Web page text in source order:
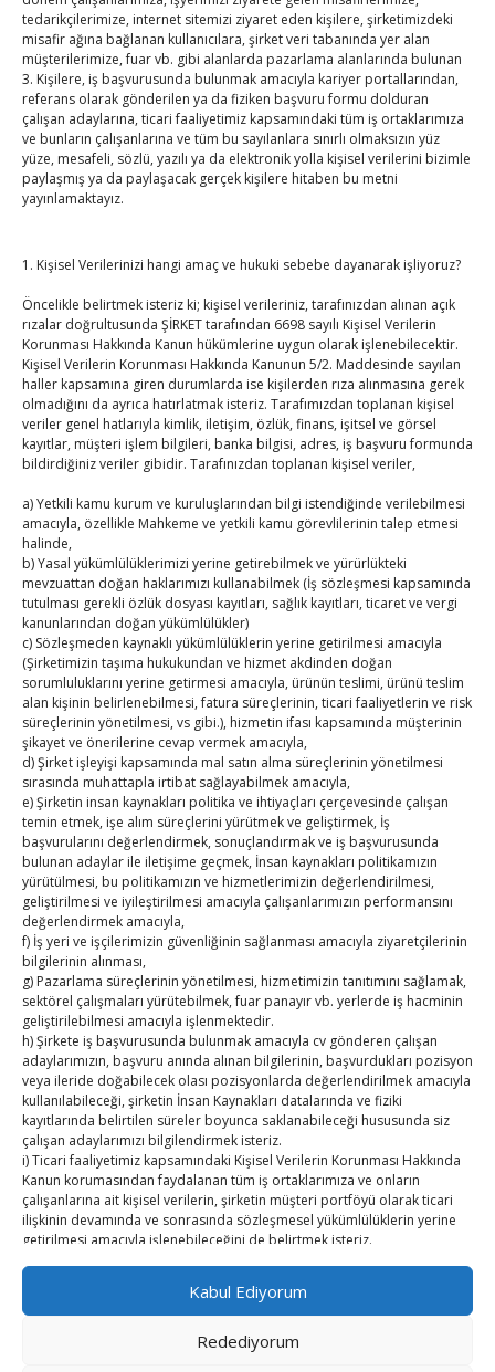
tedarikçilerimize, internet sitemizi ziyaret eden kişilere, şirketimizdeki
misafir ağına bağlanan kullanıcılara, şirket veri tabanında yer alan
müşterilerimize, fuar vb. gibi alanlarda pazarlama alanlarında bulunan
3. Kişilere, iş başvurusunda bulunmak amacıyla kariyer portallarından,
referans olarak gönderilen ya da fiziken başvuru formu dolduran
çalışan adaylarına, ticari faaliyetimiz kapsamındaki tüm iş ortaklarımıza
ve bunların çalışanlarına ve tüm bu sayılanlara sınırlı olmaksızın yüz
yüze, mesafeli, sözlü, yazılı ya da elektronik yolla kişisel verilerini bizimle
paylaşmış ya da paylaşacak gerçek kişilere hitaben bu metni
yayınlamaktayız.
1. Kişisel Verilerinizi hangi amaç ve hukuki sebebe dayanarak işliyoruz?
Öncelikle belirtmek isteriz ki; kişisel verileriniz, tarafınızdan alınan açık
rızalar doğrultusunda ŞİRKET tarafından 6698 sayılı Kişisel Verilerin
Korunması Hakkında Kanun hükümlerine uygun olarak işlenebilecektir.
Kişisel Verilerin Korunması Hakkında Kanunun 5/2. Maddesinde sayılan
haller kapsamına giren durumlarda ise kişilerden rıza alınmasına gerek
olmadığını da ayrıca hatırlatmak isteriz. Tarafımızdan toplanan kişisel
veriler genel hatlarıyla kimlik, iletişim, özlük, finans, işitsel ve görsel
kayıtlar, müşteri işlem bilgileri, banka bilgisi, adres, iş başvuru formunda
bildirdiğiniz veriler gibidir. Tarafınızdan toplanan kişisel veriler,
a) Yetkili kamu kurum ve kuruluşlarından bilgi istendiğinde verilebilmesi
amacıyla, özellikle Mahkeme ve yetkili kamu görevlilerinin talep etmesi
halinde,
b) Yasal yükümlülüklerimizi yerine getirebilmek ve yürürlükteki
mevzuattan doğan haklarımızı kullanabilmek (İş sözleşmesi kapsamında
tutulması gerekli özlük dosyası kayıtları, sağlık kayıtları, ticaret ve vergi
kanunlarından doğan yükümlülükler)
c) Sözleşmeden kaynaklı yükümlülüklerin yerine getirilmesi amacıyla
(Şirketimizin taşıma hukukundan ve hizmet akdinden doğan
sorumluluklarını yerine getirmesi amacıyla, ürünün teslimi, ürünü teslim
alan kişinin belirlenebilmesi, fatura süreçlerinin, ticari faaliyetlerin ve risk
süreçlerinin yönetilmesi, vs gibi.), hizmetin ifası kapsamında müşterinin
şikayet ve önerilerine cevap vermek amacıyla,
d) Şirket işleyişi kapsamında mal satın alma süreçlerinin yönetilmesi
sırasında muhattapla irtibat sağlayabilmek amacıyla,
e) Şirketin insan kaynakları politika ve ihtiyaçları çerçevesinde çalışan
temin etmek, işe alım süreçlerini yürütmek ve geliştirmek, İş
başvurularını değerlendirmek, sonuçlandırmak ve iş başvurusunda
bulunan adaylar ile iletişime geçmek, İnsan kaynakları politikamızın
yürütülmesi, bu politikamızın ve hizmetlerimizin değerlendirilmesi,
geliştirilmesi ve iyileştirilmesi amacıyla çalışanlarımızın performansını
değerlendirmek amacıyla,
f) İş yeri ve işçilerimizin güvenliğinin sağlanması amacıyla ziyaretçilerinin
bilgilerinin alınması,
g) Pazarlama süreçlerinin yönetilmesi, hizmetimizin tanıtımını sağlamak,
sektörel çalışmaları yürütebilmek, fuar panayır vb. yerlerde iş hacminin
geliştirilebilmesi amacıyla işlenmektedir.
h) Şirkete iş başvurusunda bulunmak amacıyla cv gönderen çalışan
adaylarımızın, başvuru anında alınan bilgilerinin, başvurdukları pozisyon
veya ileride doğabilecek olası pozisyonlarda değerlendirilmek amacıyla
kullanılabileceği, şirketin İnsan Kaynakları datalarında ve fiziki
kayıtlarında belirtilen süreler boyunca saklanabileceği hususunda siz
çalışan adaylarımızı bilgilendirmek isteriz.
i) Ticari faaliyetimiz kapsamındaki Kişisel Verilerin Korunması Hakkında
Kanun korumasından faydalanan tüm iş ortaklarımıza ve onların
çalışanlarına ait kişisel verilerin, şirketin müşteri portföyü olarak ticari
ilişkinin devamında ve sonrasında sözleşmesel yükümlülüklerin yerine
getirilmesi amacıyla işlenebileceğini de belirtmek isteriz.
Öncelikle kişisel verileriniz Şirketimiz ile güvendedir. Bu verilerinizi 3.
Kişiler ile açık rızanız olmadan paylaşmamaktayız.
Kabul Ediyorum
Redediyorum
SEDDK Başkanı Menteş’e ziyaret
ByTUTSOon Ağu 8, 2026
Hisarcıklıoğlu ICCD Genel Sekreteri Khalawi ile görüştü
ByTUTSOon Ağu 7, 2026
Kahramanmaraş Ticaret ve Sanayi Odası’nın yeni
ByTUTSOon Ağu 5, 2026
Diren ailesine taziye ziyareti
By TUTSOon Ağu 4, 2026
Ağustos 2026
P
S Ç P C C
P
1
2
3
4 5 6 7 8
9
10
11 12 13 14 15
16
17
18 19 20
24
25 26 27 28 29
30
31
« Tem
E-BÜLTEN
Kasaba Ekonomi Dergisi
TOBB HABER
TUTSO İktisadi Durum Raporu
Hisarcıklıoğlu’ndan ‘girişimci olun’ tavsiyesi
SEDDK Başkanı Menteş’e ziyaret
Hisarcıklıoğlu ICCD Genel Sekreteri Khalawi ile görüştü
Kahramanmaraş Ticaret ve Sanayi Odası’nın yeni
binası hizmete açıldı
Diren ailesine taziye ziyareti